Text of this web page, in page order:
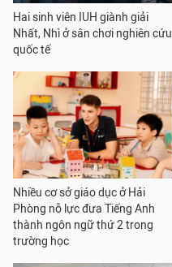
Hai sinh viên IUH giành giải
Nhất, Nhì ở sân chơi nghiên cứu
quốc tế
Nhiều cơ sở giáo dục ở Hải
Phòng nỗ lực đưa Tiếng Anh
thành ngôn ngữ thứ 2 trong
trường học